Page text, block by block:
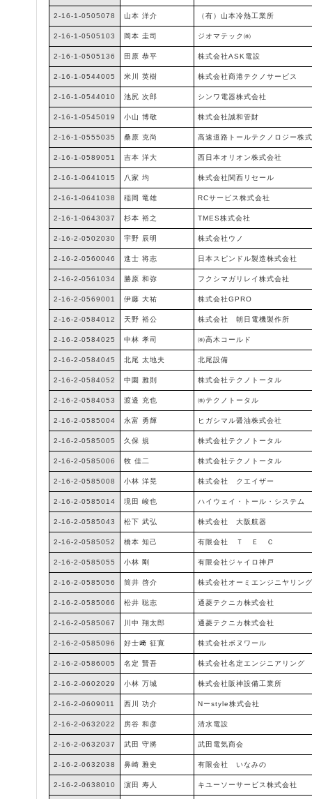
2-16-1-0505078 山本 洋介 （有）山本冷熱工業所
2-16-1-0505103 岡本 圭司 ジオマテック㈱
2-16-1-0505136 田原 恭平 株式会社ASK電設
2-16-1-0544005 米川 英樹 株式会社商港テクノサービス
2-16-1-0544010 池尻 次郎 シンワ電器株式会社
2-16-1-0545019 小山 博敬 株式会社誠和管財
2-16-1-0555035 桑原 克尚 高速道路トールテクノロジー株
2-16-1-0589051 吉本 洋大 西日本オリオン株式会社
2-16-1-0641015 八家 均 株式会社関西リセール
2-16-1-0641038 稲岡 竜雄 RCサービス株式会社
2-16-1-0643037 杉本 裕之 TMES株式会社
2-16-2-0502030 宇野 辰明 株式会社ウノ
2-16-2-0560046 進士 将志 日本スピンドル製造株式会社
2-16-2-0561034 勝原 和弥 フクシマガリレイ株式会社
2-16-2-0569001 伊藤 大祐 株式会社GPRO
2-16-2-0584012 天野 裕公 株式会社 朝日電機製作所
2-16-2-0584025 中林 孝司 ㈱高木コールド
2-16-2-0584045 北尾 太地夫 北尾設備
2-16-2-0584052 中園 雅則 株式会社テクノトータル
2-16-2-0584053 渡邉 充也 ㈱テクノトータル
2-16-2-0585004 永富 勇輝 ヒガシマル醤油株式会社
2-16-2-0585005 久保 規 株式会社テクノトータル
2-16-2-0585006 牧 佳二 株式会社テクノトータル
2-16-2-0585008 小林 洋晃 株式会社 クエイザー
2-16-2-0585014 境田 峻也 ハイウェイ・トール・システム
2-16-2-0585043 松下 武弘 株式会社 大阪航器
2-16-2-0585052 橋本 知己 有限会社 Ｔ Ｅ Ｃ
2-16-2-0585055 小林 剛 有限会社ジャイロ神戸
2-16-2-0585056 筒井 啓介 株式会社オーミエンジニヤリング
2-16-2-0585066 松井 聡志 通菱テクニカ株式会社
2-16-2-0585067 川中 翔太郎 通菱テクニカ株式会社
2-16-2-0585096 好士﨑 征寛 株式会社ボヌワール
2-16-2-0586005 名定 賢吾 株式会社名定エンジニアリング
2-16-2-0602029 小林 万城 株式会社阪神設備工業所
2-16-2-0609011 西川 功介 Nーstyle株式会社
2-16-2-0632022 房谷 和彦 清水電設
2-16-2-0632037 武田 守將 武田電気商会
2-16-2-0632038 鼻崎 雅史 有限会社 いなみの
2-16-2-0638010 濵田 寿人 キユーソーサービス株式会社